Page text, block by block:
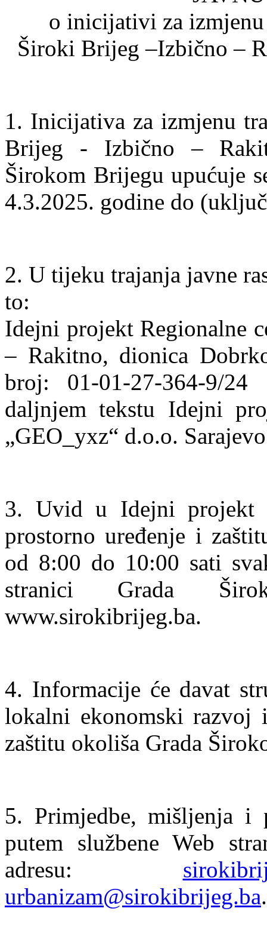
o inicijativi za izmjenu
Široki Brijeg –Izbično –
1. Inicijativa za izmjenu
Brijeg - Izbično –
Širokom Brijegu upućuje
4.3.2025. godine do
2. U tijeku trajanja javne
to:
Idejni projekt Regionalne
– Rakitno, dionica
broj: 01-01-27-364-9/
daljnjem tekstu Idejni
„GEO_yxz“ d.o.o.
3. Uvid u Idejni projekt
prostorno uređenje i
od 8:00 do 10:00 sati
stranici Grada
www.sirokibrijeg.ba.
4. Informacije će davat
lokalni ekonomski razvoj
zaštitu okoliša Grada
5. Primjedbe, mišljenja i
putem službene Web
adresu:
urbanizam@sirokibrijeg.ba.